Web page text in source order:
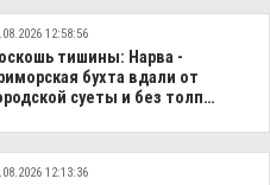
12:58:56
тишины: Нарва -
бухта вдали от
суеты и без толп
12:13:36